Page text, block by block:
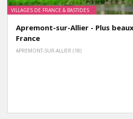
VILLAGES DE FRANCE & BASTIDES
Apremont-sur-Allier - Plus
France
APREMONT-SUR-ALLIER (18)